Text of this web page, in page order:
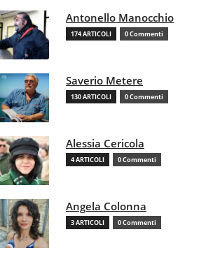
Antonello Manocchio
174 ARTICOLI 0 Commenti
Saverio Metere
130 ARTICOLI 0 Commenti
Alessia Cericola
4 ARTICOLI 0 Commenti
Angela Colonna
3 ARTICOLI 0 Commenti